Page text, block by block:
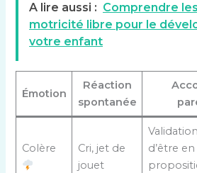
A lire aussi : Comprendre
motricité libre pour le
votre enfant
Émotion
Réaction
spontanée
Colère
Cri, jet de
jouet
d’être